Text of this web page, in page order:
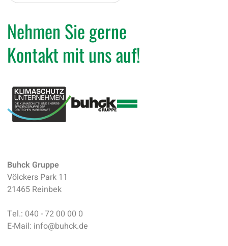
Nehmen Sie gerne
Kontakt mit uns auf!
Buhck Gruppe
Völckers Park 11
21465 Reinbek
Tel.: 040 - 72 00 00 0
E-Mail: info@buhck.de